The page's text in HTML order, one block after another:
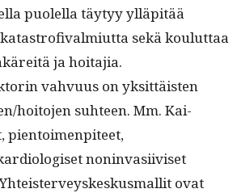
puolel­la täy­tyy ylläpitää
sekä koulut­taa
ja hoitajia.
vahvu­us on yksit­täis­ten
hoitojen suh­teen. Mm. Kai­
pien­toimen­piteet,
non­in­vasi­iviset
ovat